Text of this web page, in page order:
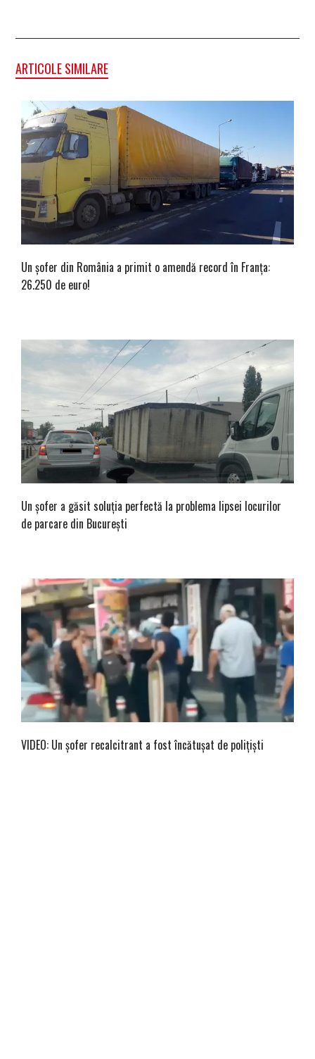
ARTICOLE SIMILARE
Un șofer din România a primit o amendă record în Franța:
26.250 de euro!
Un șofer a găsit soluția perfectă la problema lipsei locurilor
de parcare din București
VIDEO: Un şofer recalcitrant a fost încătuşat de poliţişti